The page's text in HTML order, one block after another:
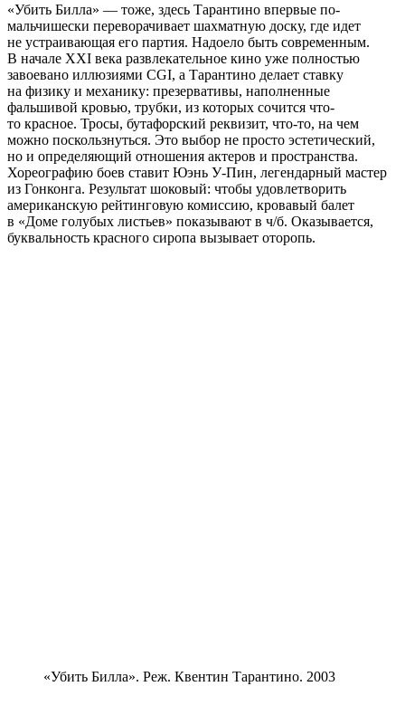
«Убить Билла» — тоже, здесь Тарантино впервые по-
мальчишески переворачивает шахматную доску, где идет
не устраивающая его партия. Надоело быть современным.
В начале XXI века развлекательное кино уже полностью
завоевано иллюзиями CGI, а Тарантино делает ставку
на физику и механику: презервативы, наполненные
фальшивой кровью, трубки, из которых сочится что-
то красное. Тросы, бутафорский реквизит, что-то, на чем
можно поскользнуться. Это выбор не просто эстетический,
но и определяющий отношения актеров и пространства.
Хореографию боев ставит Юэнь У-Пин, легендарный мастер
из Гонконга. Результат шоковый: чтобы удовлетворить
американскую рейтинговую комиссию, кровавый балет
в «Доме голубых листьев» показывают в ч/б. Оказывается,
буквальность красного сиропа вызывает оторопь.
«Убить Билла». Реж. Квентин Тарантино. 2003